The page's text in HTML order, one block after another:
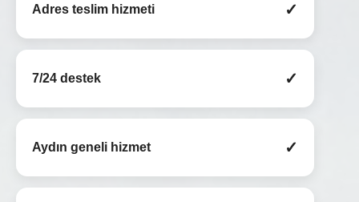
Adres teslim hizmeti ✓
7/24 destek ✓
Aydın geneli hizmet ✓